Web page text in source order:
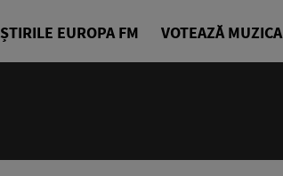
ȘTIRILE EUROPA FM VOTEAZĂ MUZICA